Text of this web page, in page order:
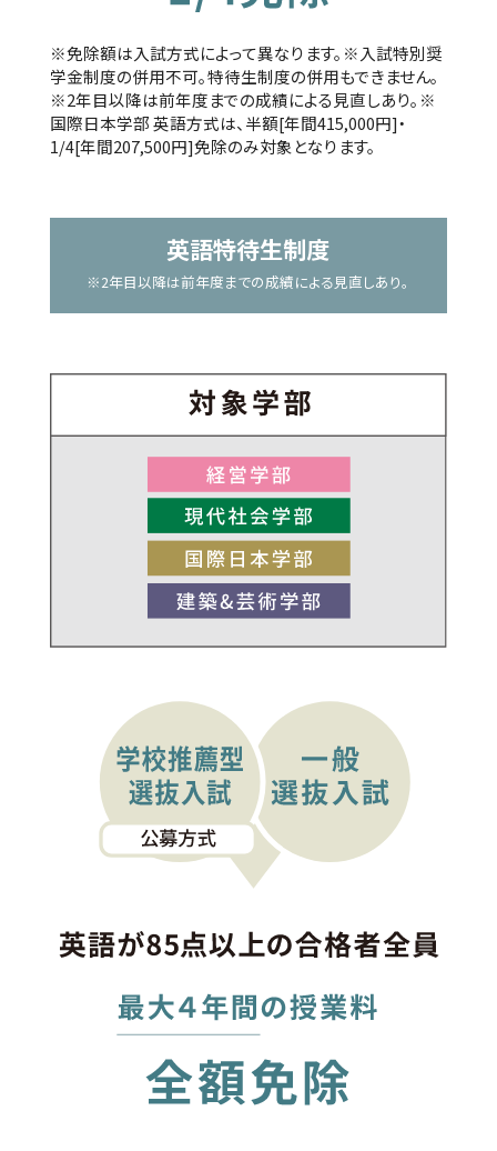
※免除額は入試方式によって異なります。※入試特別奨
学金制度の併用不可。特待生制度の併用もできません。
※2年目以降は前年度までの成績による見直しあり。※
国際日本学部 英語方式は、半額[年間415,000円]・
1/4[年間207,500円]免除のみ対象となります。
英語特待生制度
※2年目以降は前年度までの成績による見直しあり。